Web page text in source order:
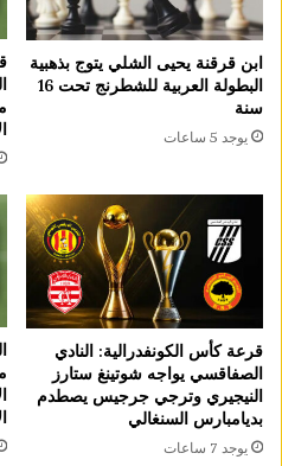
ابن قرقنة يحيى الشلي يتوج بذهبية
البطولة العربية للشطرنج تحت 16
سنة
يوجد 5 ساعات
قرعة كأس الكونفدرالية: النادي
الصفاقسي يواجه شوتينغ ستارز
النيجيري وترجي جرجيس يصطدم
بديامبارس السنغالي
يوجد 7 ساعات